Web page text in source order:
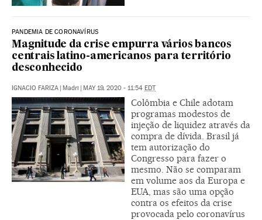
PANDEMIA DE CORONAVÍRUS
Magnitude da crise empurra vários bancos
centrais latino-americanos para território
desconhecido
IGNACIO FARIZA | Madri | MAY 19, 2020 - 11:54 EDT
Colômbia e Chile adotam
programas modestos de
injeção de liquidez através da
compra de dívida. Brasil já
tem autorização do
Congresso para fazer o
mesmo. Não se comparam
em volume aos da Europa e
EUA, mas são uma opção
contra os efeitos da crise
provocada pelo coronavírus